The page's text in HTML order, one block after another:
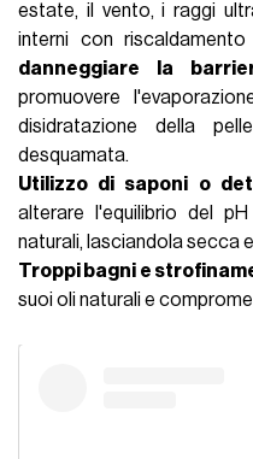
estate, il vento, i raggi
interni con
danneggiare la
promuovere
disidratazione della
desquamata.
Utilizzo di saponi o
alterare l'equilibrio del
naturali, lasciandola secca
Troppi bagni e
suoi oli naturali e